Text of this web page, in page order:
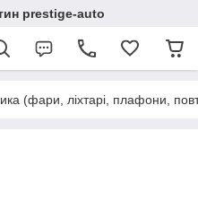
prestige-auto
(фари, ліхтарі, плафони,